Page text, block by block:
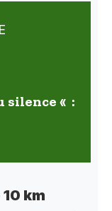
silence « :
km